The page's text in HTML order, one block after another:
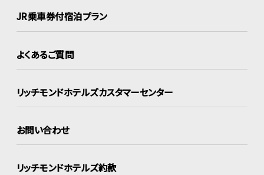
JR乗車券付宿泊プラン
よくあるご質問
リッチモンドホテルズカスタマーセンター
お問い合わせ
リッチモンドホテルズ約款